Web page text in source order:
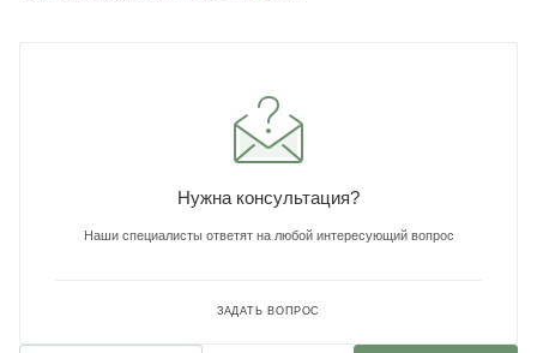
Нужна консультация?
Наши специалисты ответят на любой интересующий вопрос
ЗАДАТЬ ВОПРОС